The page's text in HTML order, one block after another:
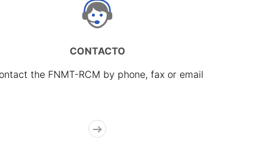
CONTACTO
the FNMT-RCM by phone, fax or email